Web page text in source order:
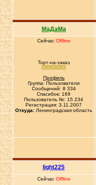
МаДаМа
Сейчас Offline
Торт-на-заказ
Профиль
Группа: Пользователи
Сообщений: 8 334
Спасибок: 169
Пользователь №: 15 234
Регистрация: 3.11.2007
Откуда: Ленинградская область
light225
Сейчас Offline